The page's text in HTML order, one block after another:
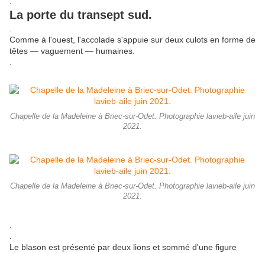
La porte du transept sud.
Comme à l'ouest, l'accolade s'appuie sur deux culots en forme de
têtes — vaguement — humaines.
Chapelle de la Madeleine à Briec-sur-Odet. Photographie lavieb-aile juin
2021.
Chapelle de la Madeleine à Briec-sur-Odet. Photographie lavieb-aile juin
2021.
Le blason est présenté par deux lions et sommé d'une figure